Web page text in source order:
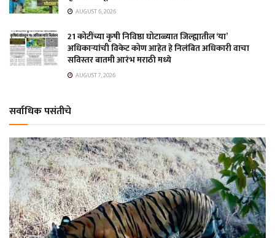
AUGUST 6, 2026
21 कोटींच्या कृषी निविष्ठा घोटाळ्यात जिल्ह्यातील ‘या’
अधिकाऱ्यांची विकेट कोण आहेत हे निलंबित अधिकारी वाचा
सविस्तर बातमी आरंभ मराठी मध्ये
AUGUST 7, 2026
सर्वाधिक पसंतीचे